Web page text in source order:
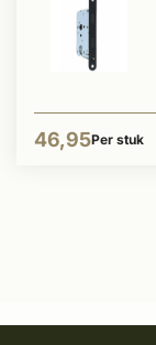
46,95Per stuk